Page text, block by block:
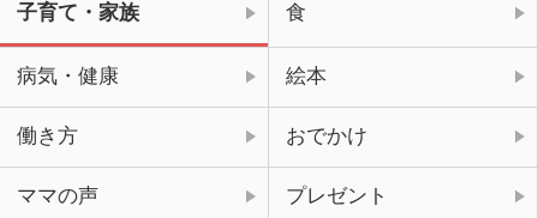
子育て・家族 食
病気・健康 絵本
働き方 おでかけ
ママの声 プレゼント